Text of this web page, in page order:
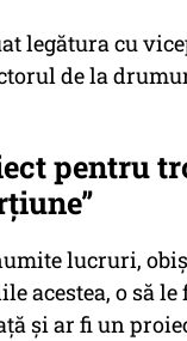
legătura cu
de la
pentru
lucruri,
acestea, o să
și ar fi un